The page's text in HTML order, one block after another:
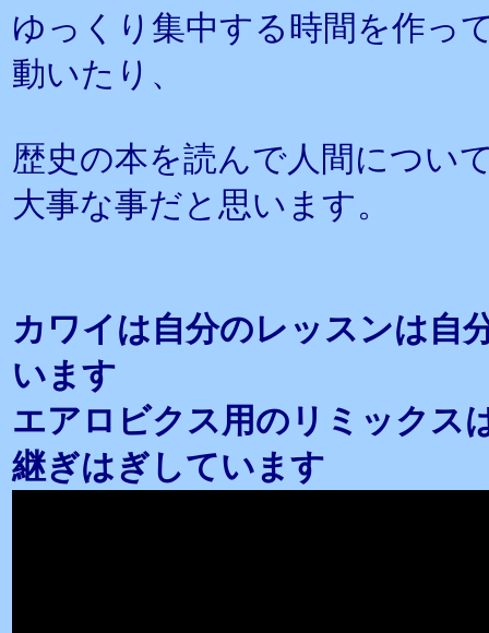
ゆっくり集中する時間を作っ
動いたり、
歴史の本を読んで人間につい
大事な事だと思います。
カワイは自分のレッスンは自
います
エアロビクス用のリミックス
継ぎはぎしています